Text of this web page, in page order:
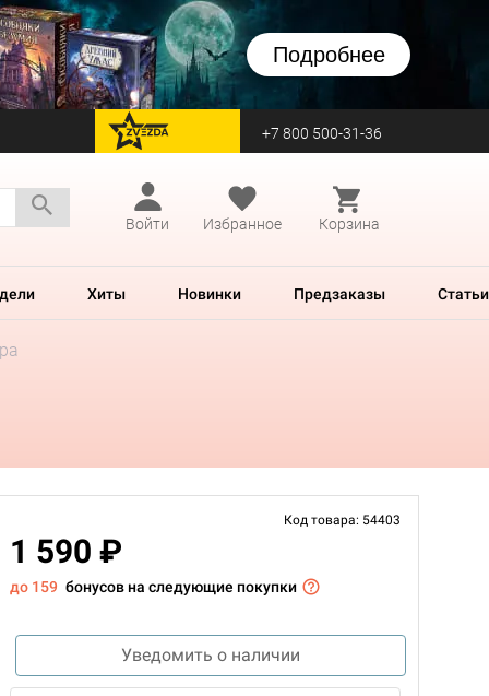
Подробнее
перейти на Zvezda +7 800 500-31-36
Войти Избранное Корзина
Хиты Новинки Предзаказы Статьи
Код товара: 54403
1 590 ₽
до 159 бонусов на следующие покупки
Уведомить о наличии